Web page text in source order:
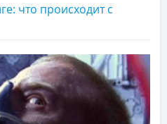
что происходит с